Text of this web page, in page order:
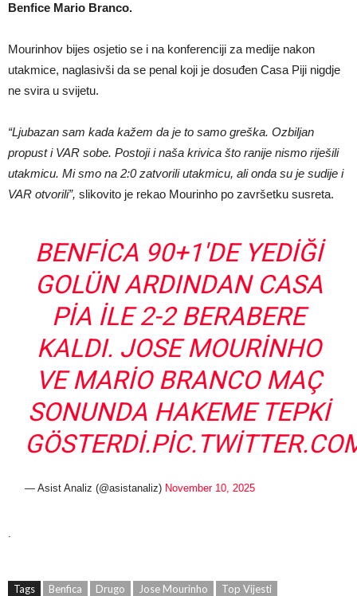
Benfice Mario Branco.
Mourinhov bijes osjetio se i na konferenciji za medije nakon
utakmice, naglasivši da se penal koji je dosuđen Casa Piji nigdje
ne svira u svijetu.
“Ljubazan sam kada kažem da je to samo greška. Ozbiljan
propust i VAR sobe. Postoji i naša krivica što ranije nismo riješili
utakmicu. Mi smo na 2:0 zatvorili utakmicu, ali onda su je sudije i
VAR otvorili”, slikovito je rekao Mourinho po završetku susreta.
BENFICA 90+1'DE YEDIĞI
GOLÜN ARDINDAN CASA
PIA ILE 2-2 BERABERE
KALDI. JOSE MOURINHO
VE MARIO BRANCO MAÇ
SONUNDA HAKEME TEPKI
GÖSTERDI.
— Asist Analiz (@asistanaliz) November 10, 2025
.
Tags Benfica Drugo Jose Mourinho Top Vijesti